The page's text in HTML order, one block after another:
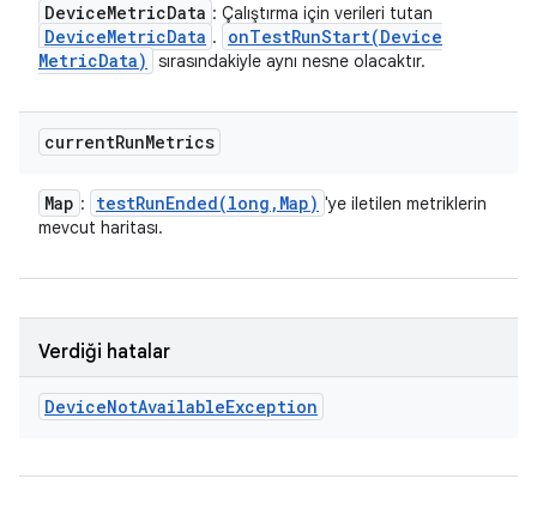
DeviceMetricData : Çalıştırma için verileri tutan
DeviceMetricData . onTestRunStart(Device
MetricData) sırasındakiyle aynı nesne olacaktır.
currentRunMetrics
Map : testRunEnded(long , Map) 'ye iletilen metriklerin
mevcut haritası.
Verdiği hatalar
DeviceNotAvailableException